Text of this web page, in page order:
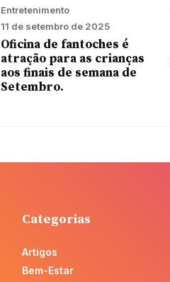
Entretenimento
11 de setembro de 2025
Oficina de fantoches é
atração para as crianças
aos finais de semana de
Setembro.
Categorias
Artigos
Bem-Estar